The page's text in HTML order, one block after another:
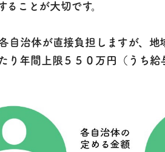
ことが大切です。
自治体が直接負担しますが、
り年間上限５５０万円（うち